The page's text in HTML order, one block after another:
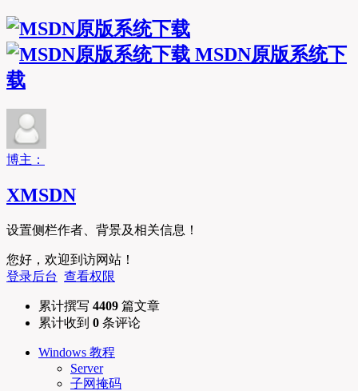
MSDN原版系统下
载
博主：
XMSDN
设置侧栏作者、背景及相关信息！
您好，欢迎到访网站！
登录后台 查看权限
累计撰写 4409 篇文章
累计收到 0 条评论
Windows 教程
Server
子网掩码